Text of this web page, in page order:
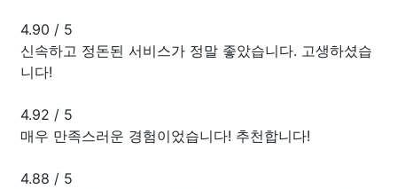
4.90 / 5
신속하고 정돈된 서비스가 정말 좋았습니다. 고생하셨습
니다!
4.92 / 5
매우 만족스러운 경험이었습니다! 추천합니다!
4.88 / 5